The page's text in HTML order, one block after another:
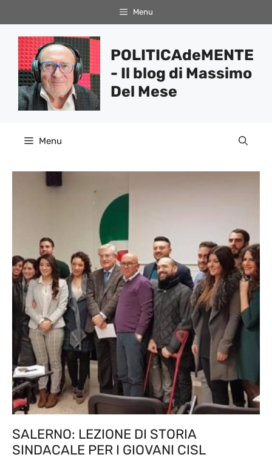
al
contenuto
Menu
POLITICAdeMENTE
- Il blog di Massimo
Del Mese
Menu
SALERNO: LEZIONE DI STORIA
SINDACALE PER I GIOVANI CISL